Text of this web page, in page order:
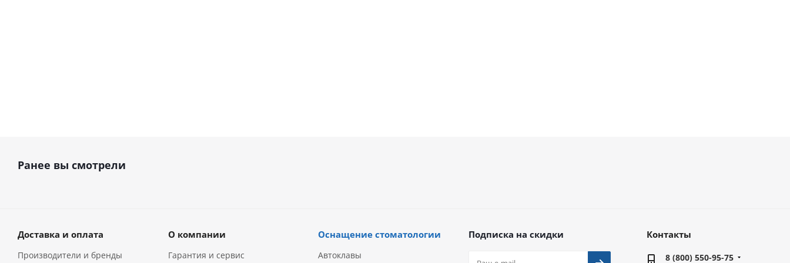
Ранее вы смотрели
Доставка и оплата
Производители и бренды
О компании
Гарантия и сервис
Оснащение стоматологии
Автоклавы
Подписка на скидки Контакты
8 (800) 550-95-75